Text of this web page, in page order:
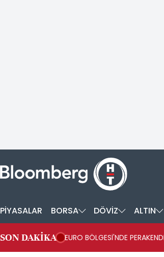
PİYASALAR BORSA DÖVİZ ALTIN
SON DAKİKA
EURO BÖLGESİ'NDE